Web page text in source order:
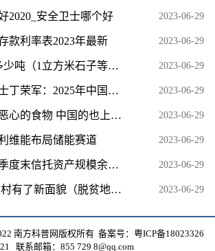
2020_安全卫士哪个好 2023-06-29
款利率表2023年最新 2023-06-29
1立方米等于多少吨（1立方米石子等于多少吨） 2023-06-29
中国工程院院士丁荣军：2025年中国新能源汽车销量将达1500万辆 2023-06-29
西方人认为最恶心的食物 中国的也上榜了! 2023-06-29
维能布局储能赛道 2023-06-29
截至2023年一季度末信托资产规模余额为21.22万亿元 利润同比增长75.23%【附信托行业分析】 2023-06-29
云南泸水 新农村有了新面貌（脱贫地区回访） 2023-06-29
南方科普网版权所有 备案号： 粤ICP备18023326
联系邮箱：855 729 8@qq.com